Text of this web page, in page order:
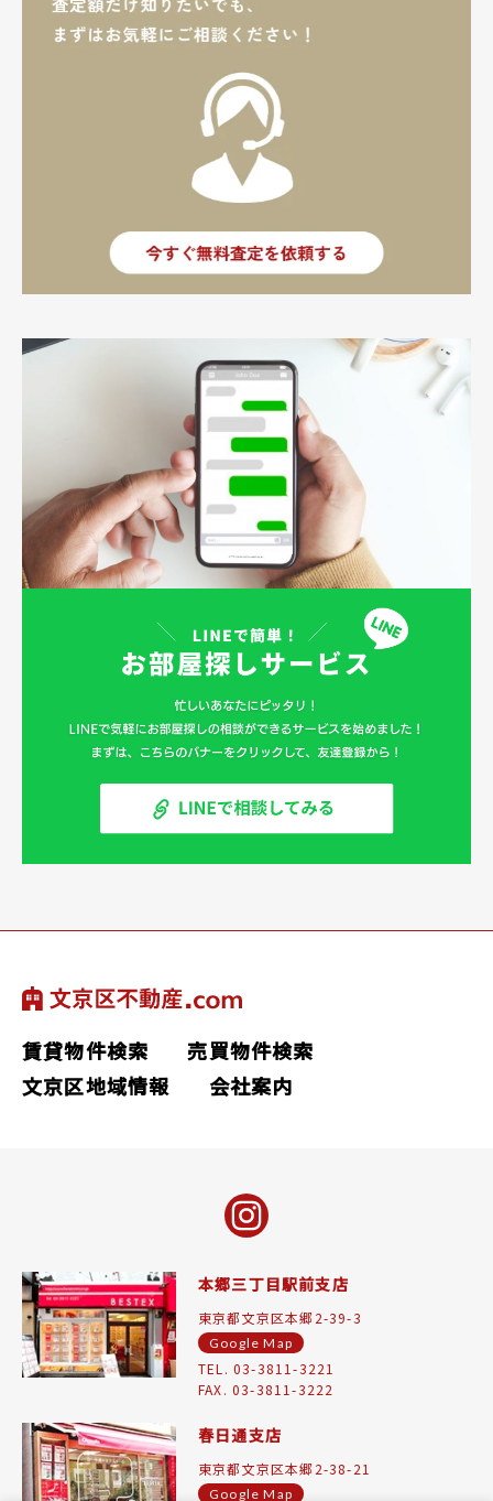
賃貸物件検索
売買物件検索
文京区地域情報
会社案内
本郷三丁目駅前支店
東京都文京区本郷2-39-3
Google Map
TEL. 03-3811-3221
FAX. 03-3811-3222
春日通支店
東京都文京区本郷2-38-21
Google Map